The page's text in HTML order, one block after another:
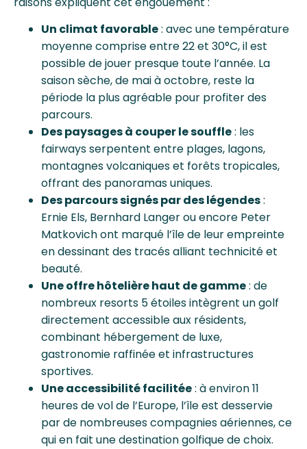
Un climat favorable: avec une température
moyenne comprise entre 22 et 30°C, il est
possible de jouer presque toute l’année. La
saison sèche, de mai à octobre, reste la
période la plus agréable pour profiter des
parcours.
Des paysages à couper le souffle: les
fairways serpentent entre plages, lagons,
montagnes volcaniques et forêts tropicales,
offrant des panoramas uniques.
Des parcours signés par des légendes:
Ernie Els, Bernhard Langer ou encore Peter
Matkovich ont marqué l’île de leur empreinte
en dessinant des tracés alliant technicité et
beauté.
Une offre hôtelière haut de gamme: de
nombreux resorts 5 étoiles intègrent un golf
directement accessible aux résidents,
combinant hébergement de luxe,
gastronomie raffinée et infrastructures
sportives.
Une accessibilité facilitée: à environ 11
heures de vol de l’Europe, l’île est desservie
par de nombreuses compagnies aériennes, ce
qui en fait une destination golfique de choix.